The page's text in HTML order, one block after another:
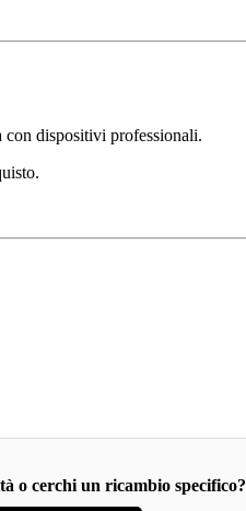
con dispositivi professionali.
o cerchi un ricambio specifico?